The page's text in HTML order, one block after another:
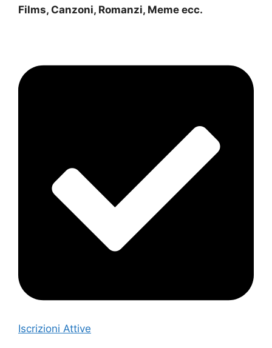
Films, Canzoni, Romanzi, Meme ecc.
Iscrizioni Attive